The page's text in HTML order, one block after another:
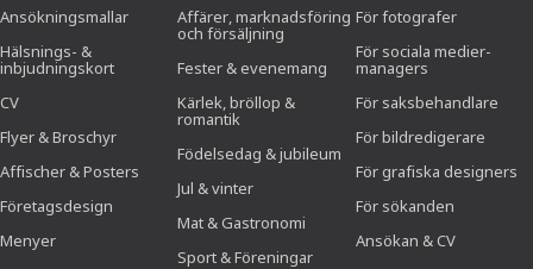
Ansökningsmallar
Hälsnings- &
inbjudningskort
CV
Flyer & Broschyr
Affischer & Posters
Företagsdesign
Menyer
Affärer, marknadsföring
och försäljning
Fester & evenemang
Kärlek, bröllop &
romantik
Födelsedag & jubileum
Jul & vinter
Mat & Gastronomi
Sport & Föreningar
För fotografer
För sociala medier-
managers
För saksbehandlare
För bildredigerare
För grafiska designers
För sökanden
Ansökan & CV